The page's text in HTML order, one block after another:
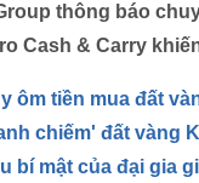
thông báo
Cash & Carry
ôm tiền mua đất
chiếm' đất vàng
bí mật của đại gia